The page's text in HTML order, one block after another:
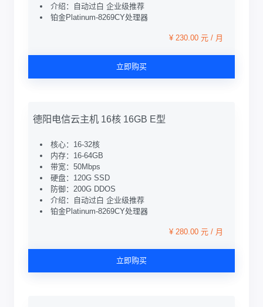
介绍：自动过白 企业级推荐
铂金Platinum-8269CY处理器
¥ 230.00 元 / 月
立即购买
德阳电信云主机 16核 16GB E型
核心：16-32核
内存：16-64GB
带宽：50Mbps
硬盘：120G SSD
防御：200G DDOS
介绍：自动过白 企业级推荐
铂金Platinum-8269CY处理器
¥ 280.00 元 / 月
立即购买